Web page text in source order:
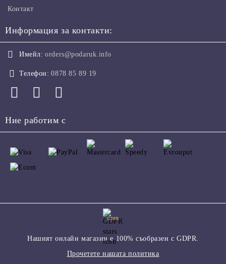
Контакт
Информация за контакти:
Имейл: orders@podaruk.info
Телефон: 0878 85 89 19
Ние работим с
GDPR
Нашият онлайн магазин е 100% съобразен с GDPR.
Прочетете нашата политика